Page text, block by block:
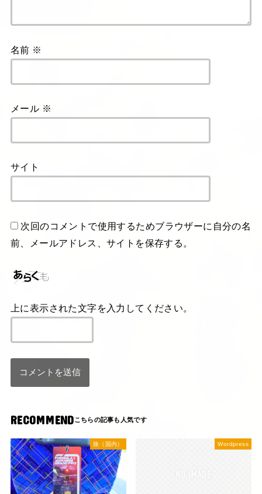
名前 ※
メール ※
サイト
次回のコメントで使用するためブラウザーに自分の名
前、メールアドレス、サイトを保存する。
上に表示された文字を入力してください。
RECOMMEND
旅（国内） Wordpress